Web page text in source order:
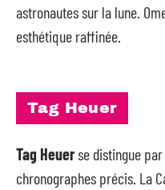
astronautes sur la lune.
esthétique raffinée.
Tag Heuer
Tag Heuerse distingue
chronographes précis. La